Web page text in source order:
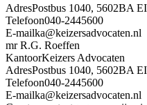
AdresPostbus 1040, 5602BA
Telefoon040-2445600
E-mailka@keizersadvocaten.nl
mr R.G. Roeffen
KantoorKeizers Advocaten
AdresPostbus 1040, 5602BA
Telefoon040-2445600
E-mailka@keizersadvocaten.nl